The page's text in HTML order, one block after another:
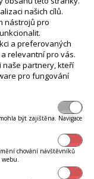
a klikněte naVíce
našich cílů.
nástrojů pro
a preferovaných
relevantní pro vás.
naše partnery, kteří
pro fungování
být zajištěna. Navigace
chování návštěvníků